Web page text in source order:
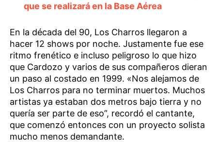
que se realizará en la Base Aérea
En la década del 90, Los Charros llegaron a
hacer 12 shows por noche. Justamente fue ese
ritmo frenético e incluso peligroso lo que hizo
que Cardozo y varios de sus compañeros dieran
un paso al costado en 1999. «Nos alejamos de
Los Charros para no terminar muertos. Muchos
artistas ya estaban dos metros bajo tierra y no
quería ser parte de eso”, recordó el cantante,
que comenzó entonces con un proyecto solista
mucho menos demandante.